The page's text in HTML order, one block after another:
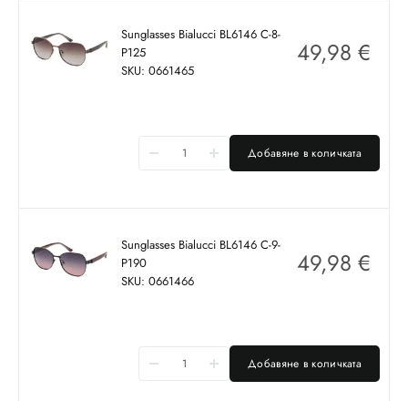
Sunglasses Bialucci BL6146 C-8-
P125
SKU: 0661465
49,98 €
Добавяне в количката
Sunglasses Bialucci BL6146 C-9-
P190
SKU: 0661466
49,98 €
Добавяне в количката